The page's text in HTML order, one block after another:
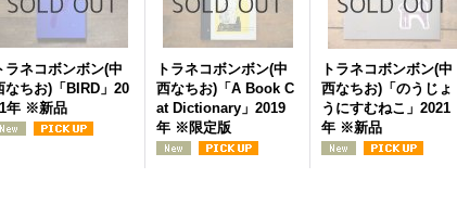
ラネコボンボン(中
なちお)「BIRD」20
年 ※新品
トラネコボンボン(中
西なちお)「A Book C
at Dictionary」2019
年 ※限定版
トラネコボンボン(中
西なちお)「のうじょ
うにすむねこ」2021
年 ※新品